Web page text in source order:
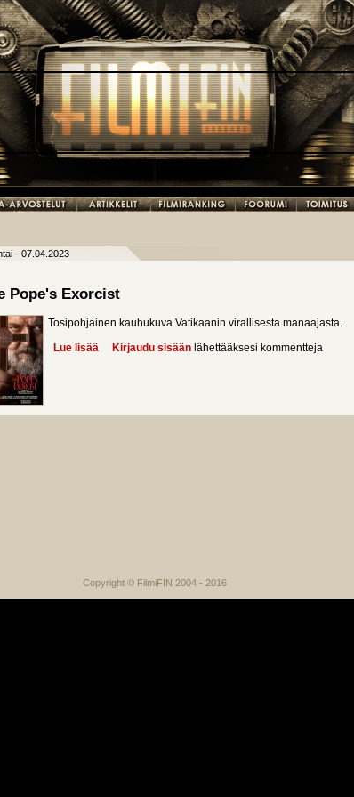
- 07.04.2023
Pope's Exorcist
Tosipohjainen kauhukuva Vatikaanin virallisesta manaajasta.
Lue lisää about The Pope's Exorcist
Kirjaudu sisään lähettääksesi kommentteja
Copyright © FilmiFIN 2004 - 2016